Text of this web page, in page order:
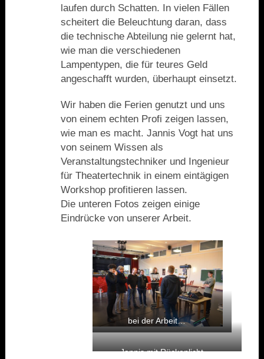
laufen durch Schatten. In vielen Fällen
scheitert die Beleuchtung daran, dass
die technische Abteilung nie gelernt hat,
wie man die verschiedenen
Lampentypen, die für teures Geld
angeschafft wurden, überhaupt einsetzt.
Wir haben die Ferien genutzt und uns
von einem echten Profi zeigen lassen,
wie man es macht. Jannis Vogt hat uns
von seinem Wissen als
Veranstaltungstechniker und Ingenieur
für Theatertechnik in einem eintägigen
Workshop profitieren lassen.
Die unteren Fotos zeigen einige
Eindrücke von unserer Arbeit.
bei der Arbeit…
Jannis mit Rückenlicht